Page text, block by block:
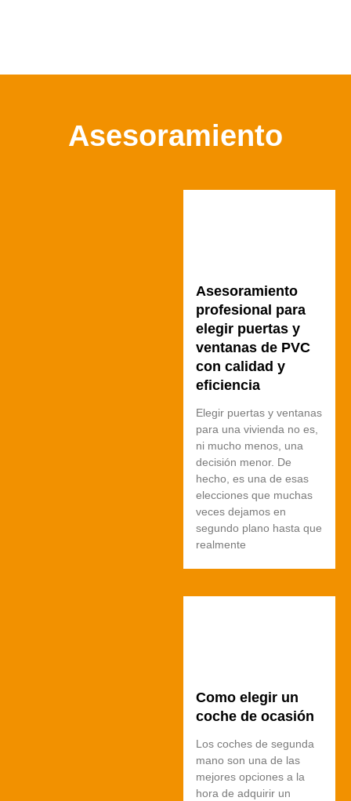
Asesoramiento
Asesoramiento
profesional para
elegir puertas y
ventanas de PVC
con calidad y
eficiencia
Elegir puertas y ventanas
para una vivienda no es,
ni mucho menos, una
decisión menor. De
hecho, es una de esas
elecciones que muchas
veces dejamos en
segundo plano hasta que
realmente
Como elegir un
coche de ocasión
Los coches de segunda
mano son una de las
mejores opciones a la
hora de adquirir un